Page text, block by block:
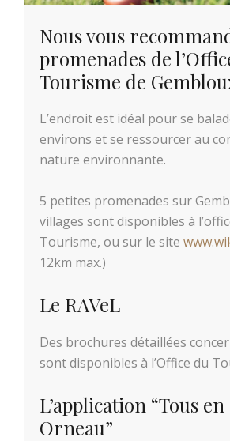
Nous vous
promenades de
Tourisme de
L’endroit est idéal pour se
environs et se ressourcer au
nature environnante.
5 petites promenades sur
villages sont disponibles à
Tourisme, ou sur le site
12km max.)
Le RAVeL
Des brochures détaillées
sont disponibles à l’Office du
L’application “Tous
Orneau”